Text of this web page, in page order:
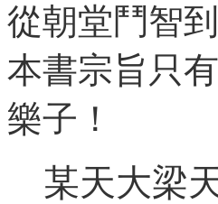
從朝堂鬥智
本書宗旨只
樂子！
某天大梁